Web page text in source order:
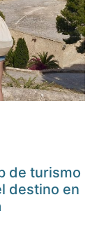
de turismo
destino en